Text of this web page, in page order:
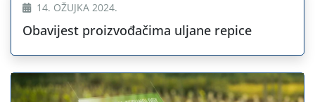
14. OŽUJKA 2024.
Obavijest proizvođačima uljane repice